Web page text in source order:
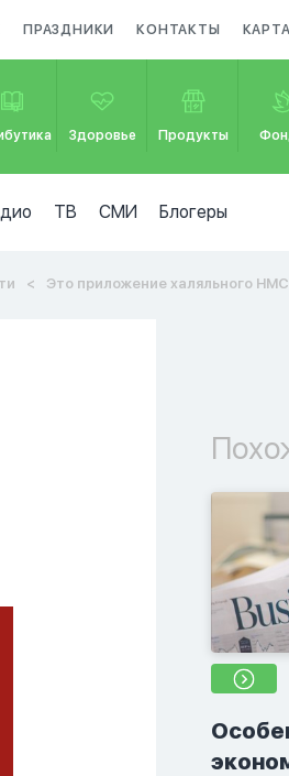
ПРАЗДНИКИ КОНТАКТЫ КАРТА
Здоровье Продукты
ТВ СМИ Блогеры
Это приложение халяльного HMC может